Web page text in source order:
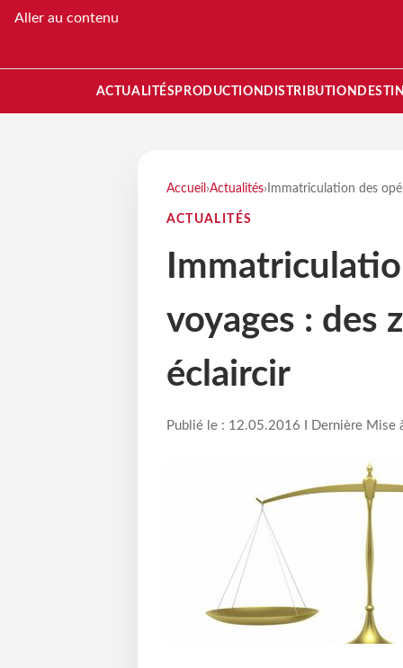
Aller au contenu
ACTUALITÉS PRODUCTION DISTRIBUTION
Accueil ›Actualités› Immatriculation des
ACTUALITÉS
voyages : des
éclaircir
Publié le : 12.05.2016 I Dernière Mise